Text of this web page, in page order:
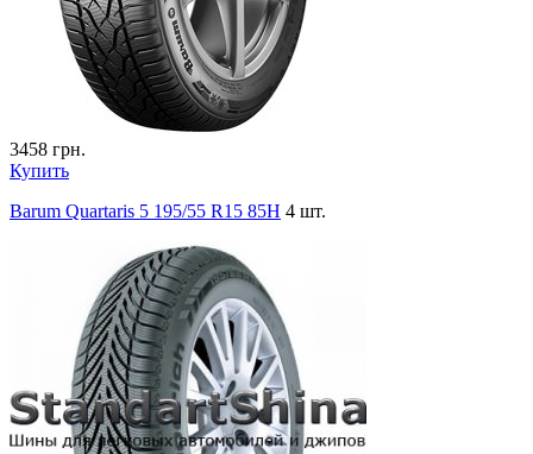
3458 грн.
Купить
Barum Quartaris 5 195/55 R15 85H 4 шт.